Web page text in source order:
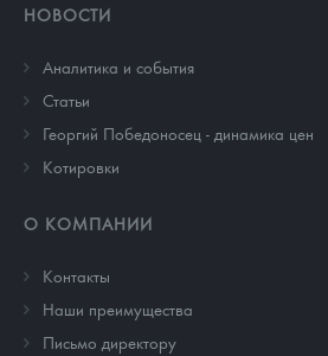
НОВОСТИ
Аналитика и события
Cтатьи
Георгий Победоносец - динамика цен
Котировки
О КОМПАНИИ
Контакты
Наши преимущества
Письмо директору